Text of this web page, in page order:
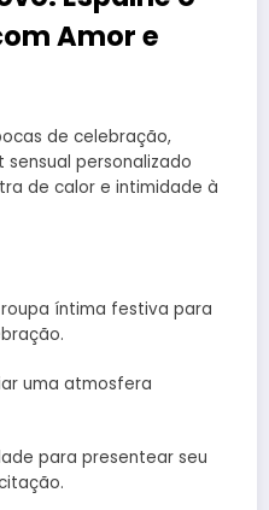
Amor e
de celebração,
personalizado
de calor e intimidade à
roupa íntima festiva para
uma atmosfera
para presentear seu